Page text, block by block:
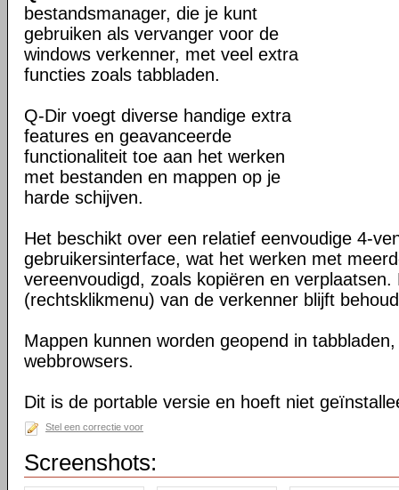
bestandsmanager, die je kunt
gebruiken als vervanger voor de
windows verkenner, met veel extra
functies zoals tabbladen.
Q-Dir voegt diverse handige extra
features en geavanceerde
functionaliteit toe aan het werken
met bestanden en mappen op je
harde schijven.
Het beschikt over een relatief eenvoudige 4-
gebruikersinterface, wat het werken met
vereenvoudigd, zoals kopiëren en
(rechtsklikmenu) van de verkenner blijft
Mappen kunnen worden geopend in
webbrowsers.
Dit is de portable versie en hoeft niet
Stel een correctie voor
Screenshots: